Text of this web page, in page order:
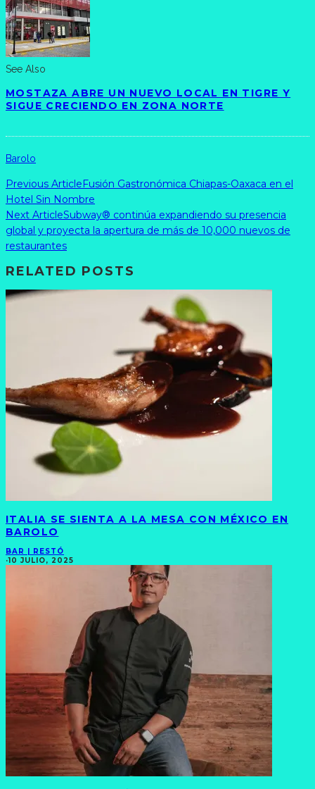
See Also
MOSTAZA ABRE UN NUEVO LOCAL EN TIGRE Y
SIGUE CRECIENDO EN ZONA NORTE
Barolo
Previous ArticleFusión Gastronómica Chiapas-Oaxaca en el
Hotel Sin Nombre
Next ArticleSubway® continúa expandiendo su presencia
global y proyecta la apertura de más de 10,000 nuevos de
restaurantes
RELATED POSTS
ITALIA SE SIENTA A LA MESA CON MÉXICO EN
BAROLO
BAR | RESTÓ
·10 JULIO, 2025